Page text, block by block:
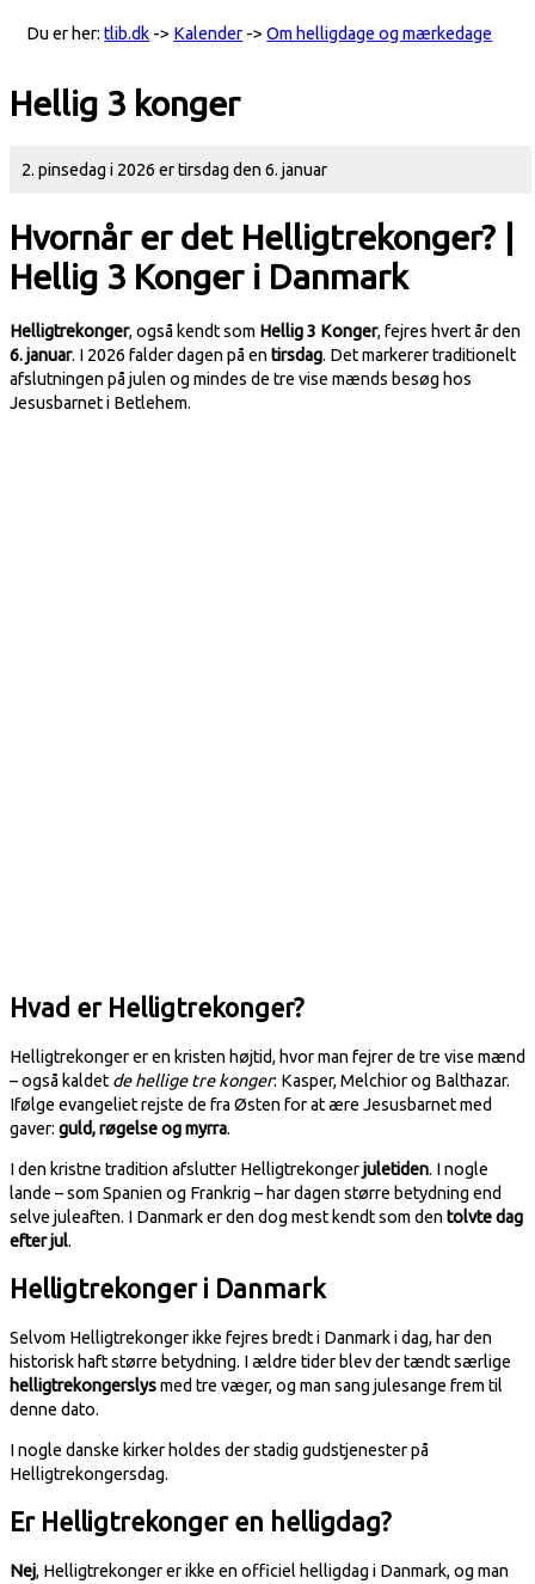
Du er her:tlib.dk -> Kalender ->Om helligdage og mærkedage
Hellig 3 konger
2. pinsedag i 2026 er tirsdag den 6. januar
Hvornår er det Helligtrekonger? |
Hellig 3 Konger i Danmark
Helligtrekonger, også kendt som Hellig 3 Konger, fejres hvert år den
6. januar. I 2026 falder dagen på entirsdag. Det markerer traditionelt
afslutningen på julen og mindes de tre vise mænds besøg hos
Jesusbarnet i Betlehem.
Hvad er Helligtrekonger?
Helligtrekonger er en kristen højtid, hvor man fejrer de tre vise mænd
– også kaldet de hellige tre konger: Kasper, Melchior og Balthazar.
Ifølge evangeliet rejste de fra Østen for at ære Jesusbarnet med
gaver: guld, røgelse og myrra.
I den kristne tradition afslutter Helligtrekongerjuletiden. I nogle
lande – som Spanien og Frankrig – har dagen større betydning end
selve juleaften. I Danmark er den dog mest kendt som dentolvte dag
efter jul.
Helligtrekonger i Danmark
Selvom Helligtrekonger ikke fejres bredt i Danmark i dag, har den
historisk haft større betydning. I ældre tider blev der tændt særlige
helligtrekongerslysmed tre væger, og man sang julesange frem til
denne dato.
I nogle danske kirker holdes der stadig gudstjenester på
Helligtrekongersdag.
Er Helligtrekonger en helligdag?
Nej, Helligtrekonger er ikke en officiel helligdag i Danmark, og man